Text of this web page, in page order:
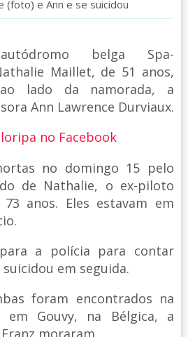
(foto) e Ann e se suicidou
belga Spa-
Maillet, de 51 anos,
lado da namorada, a
Ann Lawrence Durviaux.
no Facebook
no domingo 15 pelo
de Nathalie, o ex-piloto
anos. Eles estavam em
a polícia para contar
em seguida.
foram encontrados na
em Gouvy, na Bélgica, a
moraram.